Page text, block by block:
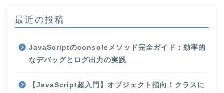
最近の投稿
JavaScriptのconsoleメソッド完全ガイド：効率的
なデバッグとログ出力の実践
【JavaScript超入門】オブジェクト指向！クラスに